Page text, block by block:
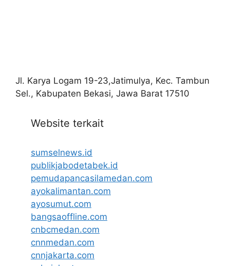
Jl. Karya Logam 19-23,Jatimulya, Kec. Tambun
Sel., Kabupaten Bekasi, Jawa Barat 17510
Website terkait
sumselnews.id
publikjabodetabek.id
pemudapancasilamedan.com
ayokalimantan.com
ayosumut.com
bangsaoffline.com
cnbcmedan.com
cnnmedan.com
cnnjakarta.com